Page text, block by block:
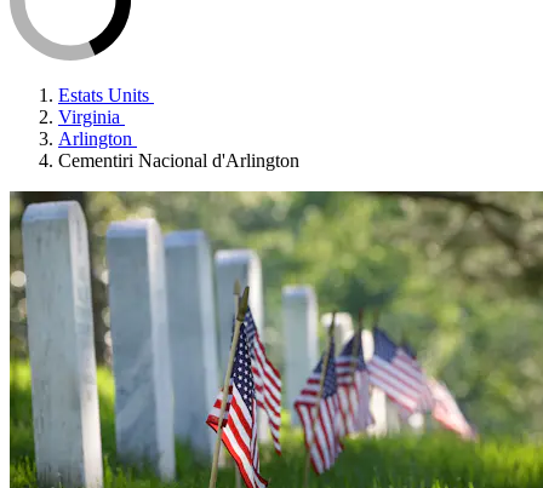
Estats Units
Virginia
Arlington
Cementiri Nacional d'Arlington